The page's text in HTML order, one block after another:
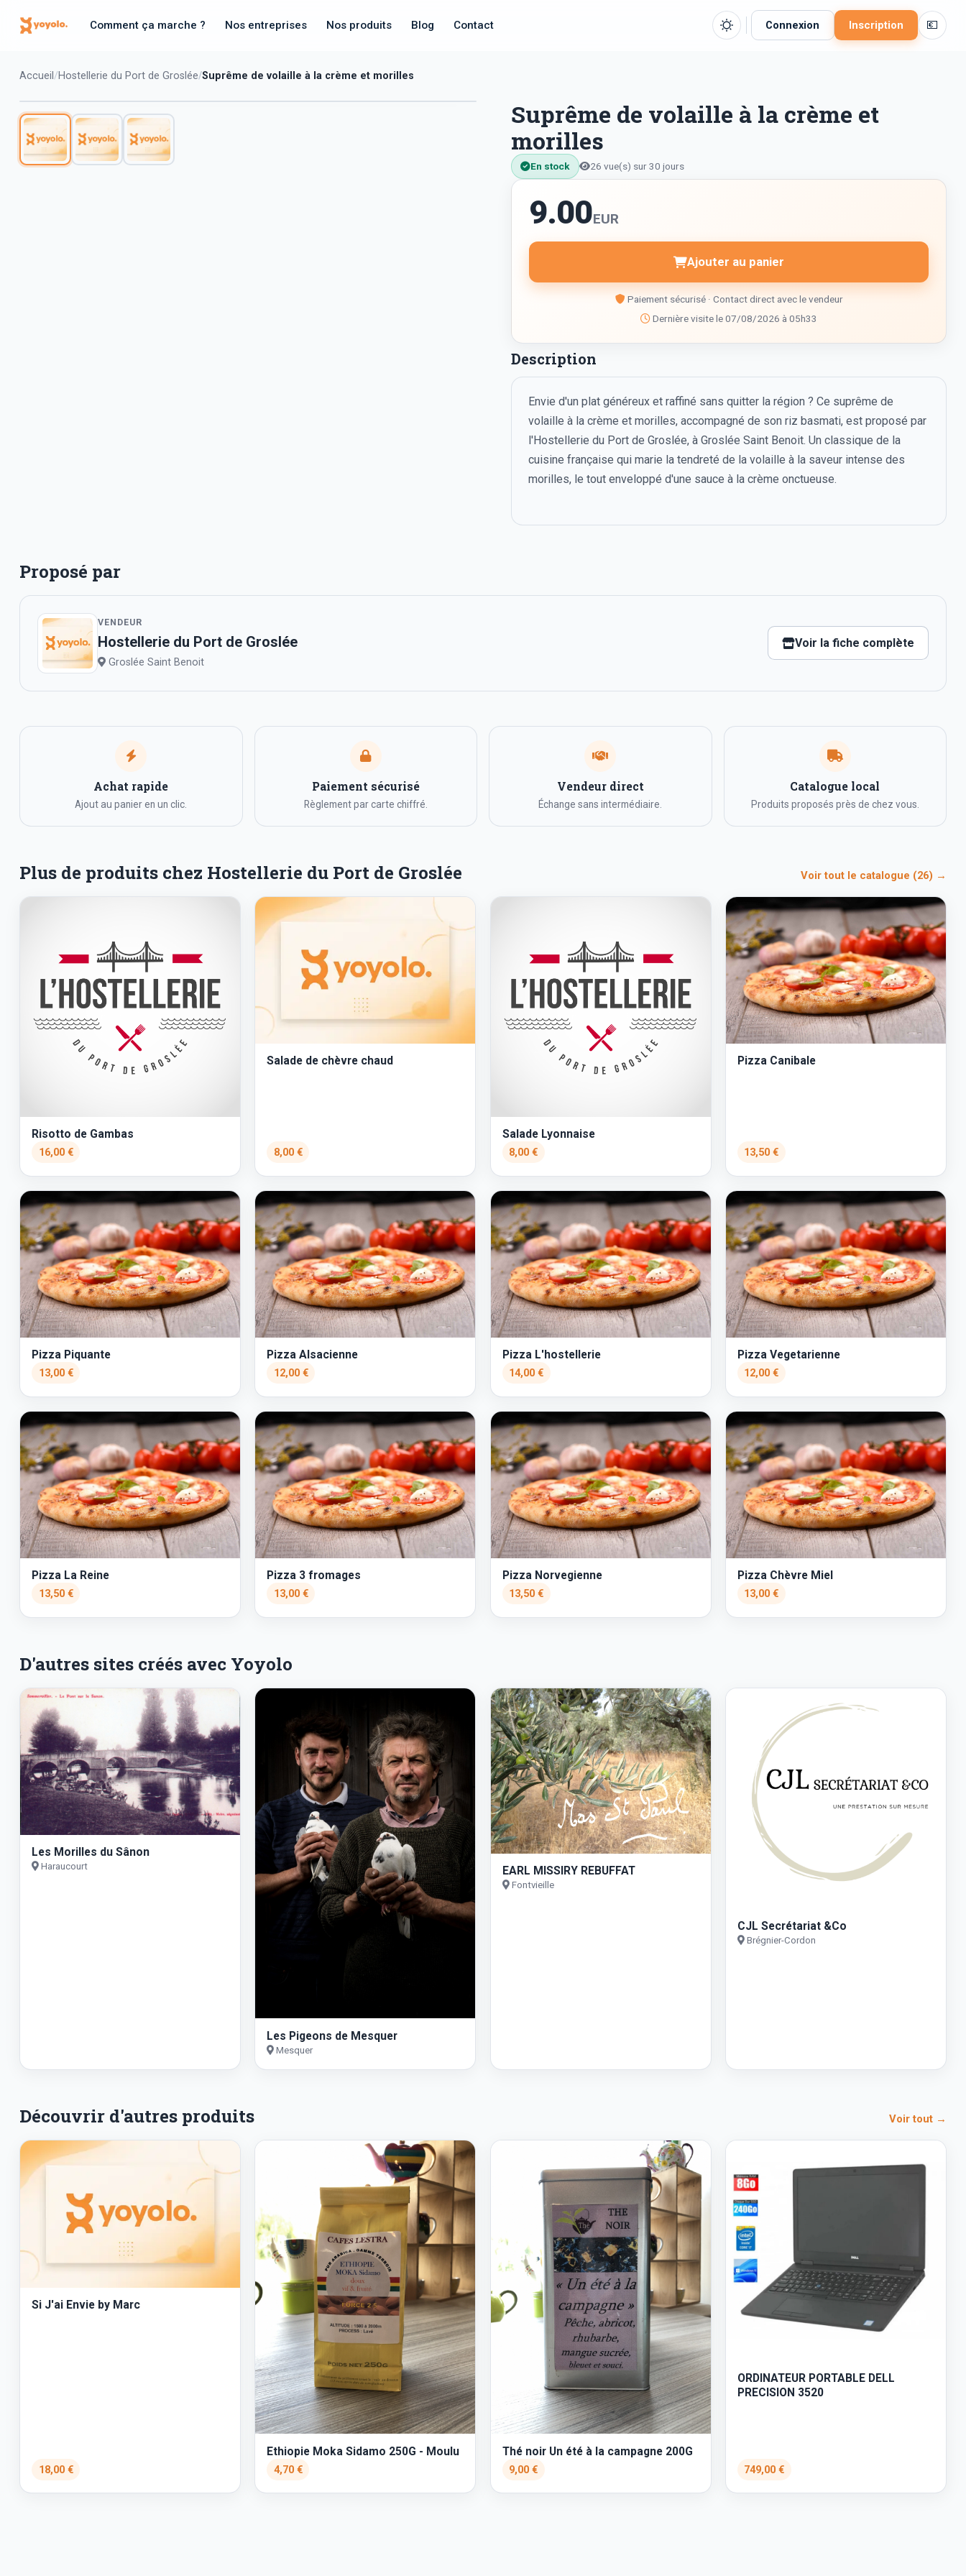
Comment ça marche ? Nos entreprises Nos produits Blog Contact Connexion Inscription 💶
Accueil Hostellerie du Port de Groslée Suprême de volaille à la crème et morilles
Suprême de volaille à la crème et
morilles
En stock 26 vue(s) sur 30 jours
9.00EUR
Ajouter au panier
Paiement sécurisé · Contact direct avec le vendeur
Dernière visite le 07/08/2026 à 05h33
Description
Envie d'un plat généreux et raffiné sans quitter la région ? Ce suprême de
volaille à la crème et morilles, accompagné de son riz basmati, est proposé par
l'Hostellerie du Port de Groslée, à Groslée Saint Benoit. Un classique de la
cuisine française qui marie la tendreté de la volaille à la saveur intense des
morilles, le tout enveloppé d'une sauce à la crème onctueuse.
Proposé par
VENDEUR
Hostellerie du Port de Groslée
Groslée Saint Benoit
Voir la fiche complète
Achat rapide
Ajout au panier en un clic.
Paiement sécurisé
Règlement par carte chiffré.
Vendeur direct
Échange sans intermédiaire.
Catalogue local
Produits proposés près de chez vous.
Plus de produits chez Hostellerie du Port de Groslée Voir tout le catalogue (26) →
Risotto de Gambas
16,00 €
Salade de chèvre chaud
8,00 €
Salade Lyonnaise
8,00 €
Pizza Canibale
13,50 €
Pizza Piquante
13,00 €
Pizza Alsacienne
12,00 €
Pizza L'hostellerie
14,00 €
Pizza Vegetarienne
12,00 €
Pizza La Reine
13,50 €
Pizza 3 fromages
13,00 €
Pizza Norvegienne
13,50 €
Pizza Chèvre Miel
13,00 €
D'autres sites créés avec Yoyolo
Les Morilles du Sânon
Haraucourt
Les Pigeons de Mesquer
Mesquer
EARL MISSIRY REBUFFAT
Fontvieille
CJL Secrétariat &Co
Brégnier-Cordon
Découvrir d'autres produits Voir tout →
Si J'ai Envie by Marc
18,00 €
Ethiopie Moka Sidamo 250G - Moulu
4,70 €
Thé noir Un été à la campagne 200G
9,00 €
ORDINATEUR PORTABLE DELL
PRECISION 3520
749,00 €